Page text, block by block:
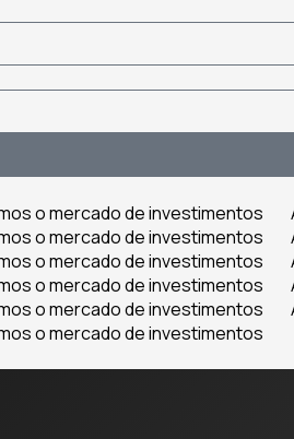
o mercado de investimentos
o mercado de investimentos
o mercado de investimentos
o mercado de investimentos
o mercado de investimentos
o mercado de investimentos